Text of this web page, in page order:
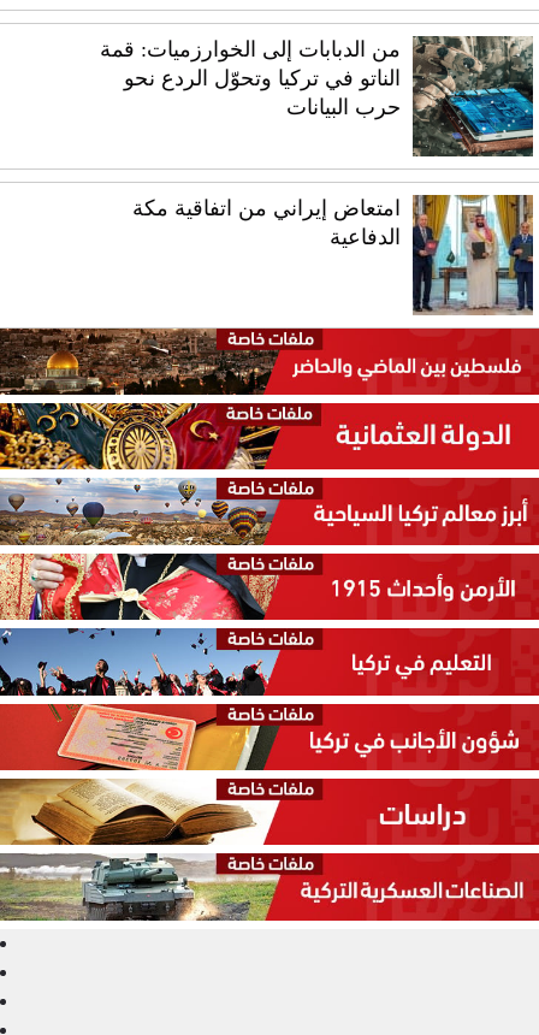
من الدبابات إلى الخوارزميات: قمة
الناتو في تركيا وتحوّل الردع نحو
حرب البيانات
امتعاض إيراني من اتفاقية مكة
الدفاعية